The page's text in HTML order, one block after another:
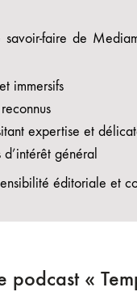
faire de
immersifs
expertise et
général
éditoriale et
podcast «